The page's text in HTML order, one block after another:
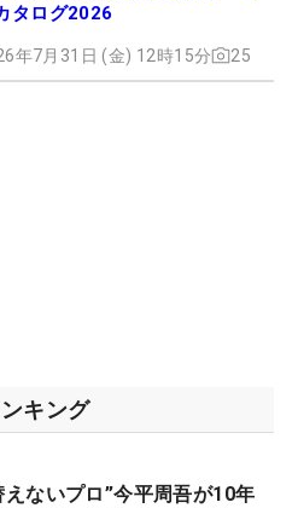
タログ2026
年7月31日 (金) 12時15分 25
キング
えないプロ”今平周吾が10年